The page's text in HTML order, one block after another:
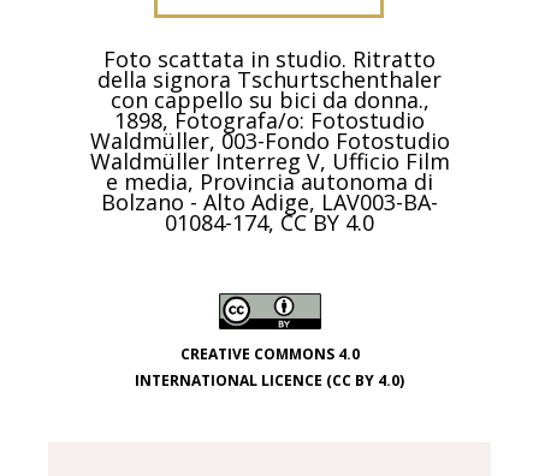
Foto scattata in studio. Ritratto
della signora Tschurtschenthaler
con cappello su bici da donna.,
1898, Fotografa/o: Fotostudio
Waldmüller, 003-Fondo Fotostudio
Waldmüller Interreg V, Ufficio Film
e media, Provincia autonoma di
Bolzano - Alto Adige, LAV003-BA-
01084-174, CC BY 4.0
CREATIVE COMMONS 4.0
INTERNATIONAL LICENCE (CC BY 4.0)